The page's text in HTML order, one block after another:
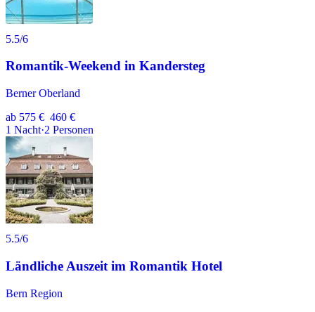
5.5/6
Romantik-Weekend in Kandersteg
Berner Oberland
ab 575 € 460 €
1 Nacht·2 Personen
5.5/6
Ländliche Auszeit im Romantik Hotel
Bern Region